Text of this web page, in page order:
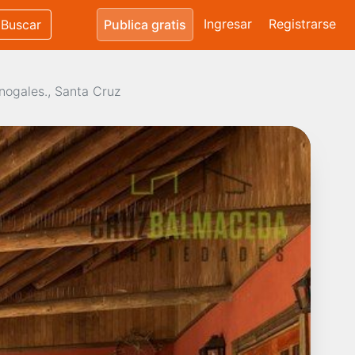
Buscar Publica gratis Ingresar Registrarse
Santa Cruz